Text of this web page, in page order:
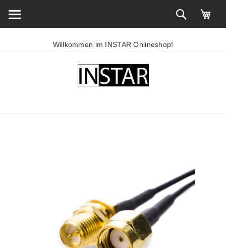
Willkommen im INSTAR Onlineshop!